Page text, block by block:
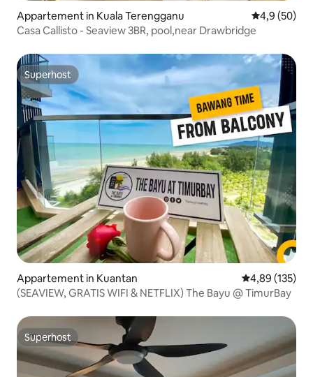
Appartement in Kuala Terengganu Gemiddelde
4,9 (50)
Casa Callisto - Seaview 3BR, pool,near Drawbridge
Superhost
Superhost
Appartement in Kuantan Gemiddelde
4,89 (135)
(SEAVIEW, GRATIS WIFI & NETFLIX) The Bayu @ TimurBay
Superhost
Superhost